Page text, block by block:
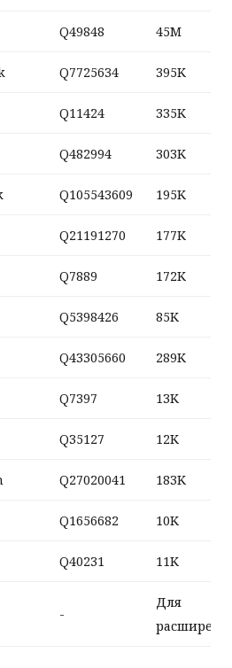
Q49848 45M
Q7725634 395K
Q11424 335K
Q482994 303K
Q105543609 195K
Q21191270 177K
Q7889 172K
Q5398426 85K
Q43305660 289K
Q7397 13K
Q35127 12K
Q27020041 183K
Q1656682 10K
Q40231 11K
-
Для